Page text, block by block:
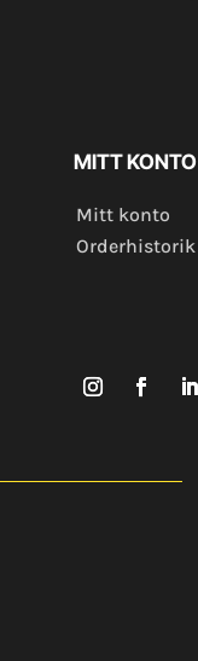
MITT KONTO
Mitt konto
Orderhistorik